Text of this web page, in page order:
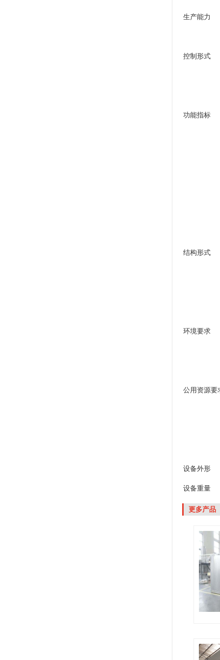
生产能力
控制形式
功能指标
结构形式
环境要求
公用资源要
设备外形
设备重量
更多产品
...